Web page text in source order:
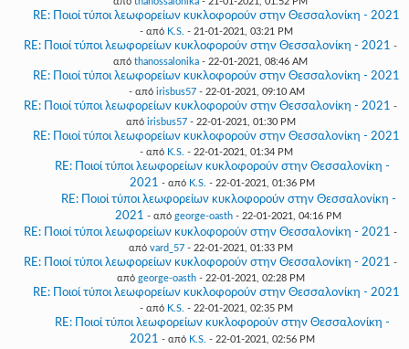
RE: Ποιοί τύποι λεωφορείων κυκλοφορούν στην Θεσσαλονίκη - 2021
- από K.S. - 21-01-2021, 03:21 PM
RE: Ποιοί τύποι λεωφορείων κυκλοφορούν στην Θεσσαλονίκη - 2021 -
από thanossalonika - 22-01-2021, 08:46 AM
RE: Ποιοί τύποι λεωφορείων κυκλοφορούν στην Θεσσαλονίκη - 2021
- από irisbus57- 22-01-2021, 09:10 AM
RE: Ποιοί τύποι λεωφορείων κυκλοφορούν στην Θεσσαλονίκη - 2021 -
από irisbus57- 22-01-2021, 01:30 PM
RE: Ποιοί τύποι λεωφορείων κυκλοφορούν στην Θεσσαλονίκη - 2021
- από K.S. - 22-01-2021, 01:34 PM
RE: Ποιοί τύποι λεωφορείων κυκλοφορούν στην Θεσσαλονίκη -
2021 - από K.S. - 22-01-2021, 01:36 PM
RE: Ποιοί τύποι λεωφορείων κυκλοφορούν στην Θεσσαλονίκη -
2021 - από george-oasth - 22-01-2021, 04:16 PM
RE: Ποιοί τύποι λεωφορείων κυκλοφορούν στην Θεσσαλονίκη - 2021 -
από vard_57- 22-01-2021, 01:33 PM
RE: Ποιοί τύποι λεωφορείων κυκλοφορούν στην Θεσσαλονίκη - 2021 -
από george-oasth- 22-01-2021, 02:28 PM
RE: Ποιοί τύποι λεωφορείων κυκλοφορούν στην Θεσσαλονίκη - 2021
- από K.S. - 22-01-2021, 02:35 PM
RE: Ποιοί τύποι λεωφορείων κυκλοφορούν στην Θεσσαλονίκη -
2021 - από K.S. - 22-01-2021, 02:56 PM